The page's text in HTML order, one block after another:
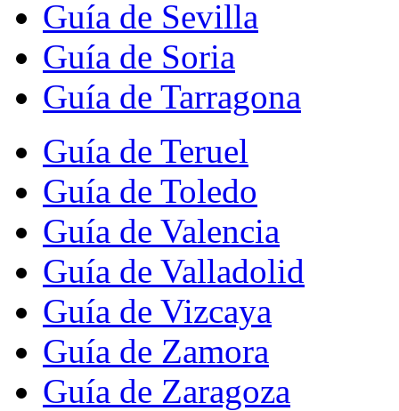
Guía de Sevilla
Guía de Soria
Guía de Tarragona
Guía de Teruel
Guía de Toledo
Guía de Valencia
Guía de Valladolid
Guía de Vizcaya
Guía de Zamora
Guía de Zaragoza